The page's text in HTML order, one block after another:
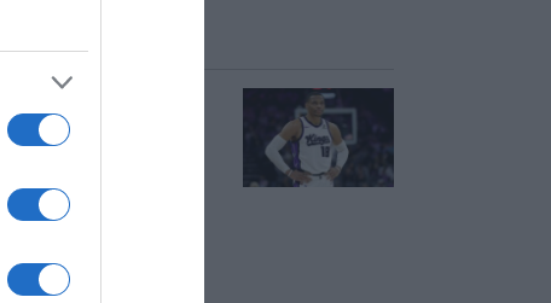
Γουέστμπρουκ:
Σενάρια για
ομάδες της
EuroLeague –
Παναθηναϊκός